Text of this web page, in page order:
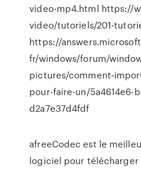
video-mp4.html https://
video/tutoriels/201-
https://
fr/windows/forum/
pictures/comment-
pour-faire-un/5a4614e6-
d2a7e37d4fdf
afreeCodec est le
logiciel pour télécharger